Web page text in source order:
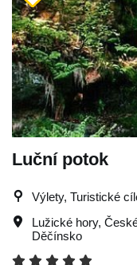
Luční potok
Výlety, Turistické
Lužické hory,
Děčínsko